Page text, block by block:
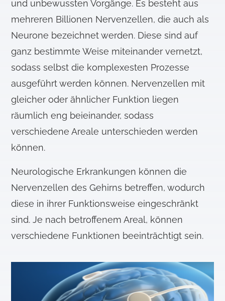
und unbewussten Vorgänge. Es besteht aus
mehreren Billionen Nervenzellen, die auch als
Neurone bezeichnet werden. Diese sind auf
ganz bestimmte Weise miteinander vernetzt,
sodass selbst die komplexesten Prozesse
ausgeführt werden können. Nervenzellen mit
gleicher oder ähnlicher Funktion liegen
räumlich eng beieinander, sodass
verschiedene Areale unterschieden werden
können.
Neurologische Erkrankungen können die
Nervenzellen des Gehirns betreffen, wodurch
diese in ihrer Funktionsweise eingeschränkt
sind. Je nach betroffenem Areal, können
verschiedene Funktionen beeinträchtigt sein.